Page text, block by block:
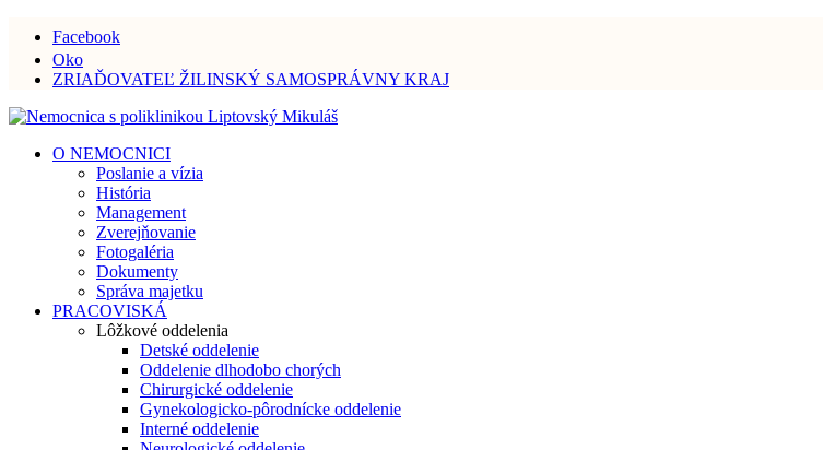
Facebook
Oko
ZRIAĎOVATEĽ ŽILINSKÝ SAMOSPRÁVNY KRAJ
O NEMOCNICI
Poslanie a vízia
História
Management
Zverejňovanie
Fotogaléria
Dokumenty
Správa majetku
PRACOVISKÁ
Lôžkové oddelenia
Detské oddelenie
Oddelenie dlhodobo chorých
Chirurgické oddelenie
Gynekologicko-pôrodnícke oddelenie
Interné oddelenie